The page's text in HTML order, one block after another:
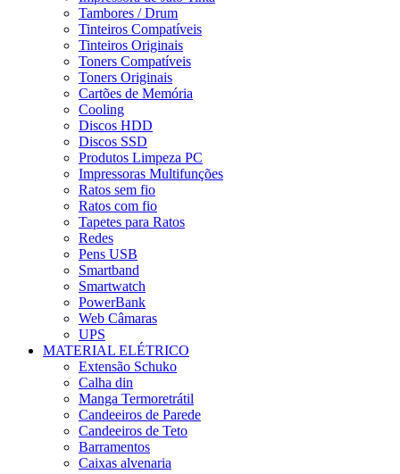
Tambores / Drum
Tinteiros Compatíveis
Tinteiros Originais
Toners Compatíveis
Toners Originais
Cartões de Memória
Cooling
Discos HDD
Discos SSD
Produtos Limpeza PC
Impressoras Multifunções
Ratos sem fio
Ratos com fio
Tapetes para Ratos
Redes
Pens USB
Smartband
Smartwatch
PowerBank
Web Câmaras
UPS
MATERIAL ELÉTRICO
Extensão Schuko
Calha din
Manga Termoretrátil
Candeeiros de Parede
Candeeiros de Teto
Barramentos
Caixas alvenaria